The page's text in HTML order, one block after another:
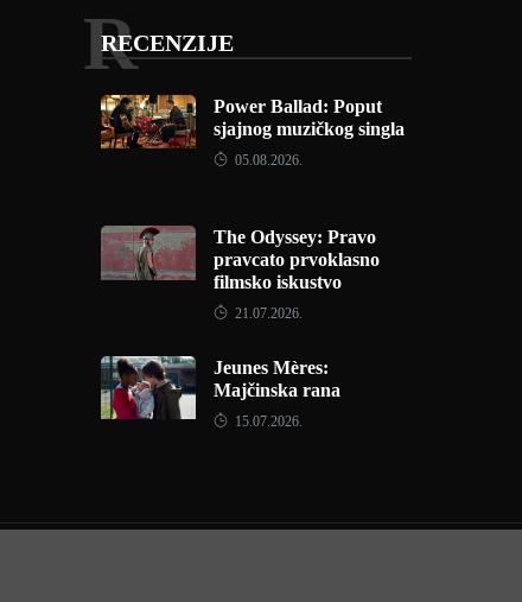
RECENZIJE
R
Power Ballad: Poput
sjajnog muzičkog singla
05.08.2026.
The Odyssey: Pravo
pravcato prvoklasno
filmsko iskustvo
21.07.2026.
Jeunes Mères:
Majčinska rana
15.07.2026.